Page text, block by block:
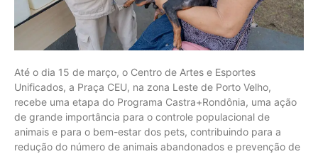
Até o dia 15 de março, o Centro de Artes e Esportes
Unificados, a Praça CEU, na zona Leste de Porto Velho,
recebe uma etapa do Programa Castra+Rondônia, uma ação
de grande importância para o controle populacional de
animais e para o bem-estar dos pets, contribuindo para a
redução do número de animais abandonados e prevenção de